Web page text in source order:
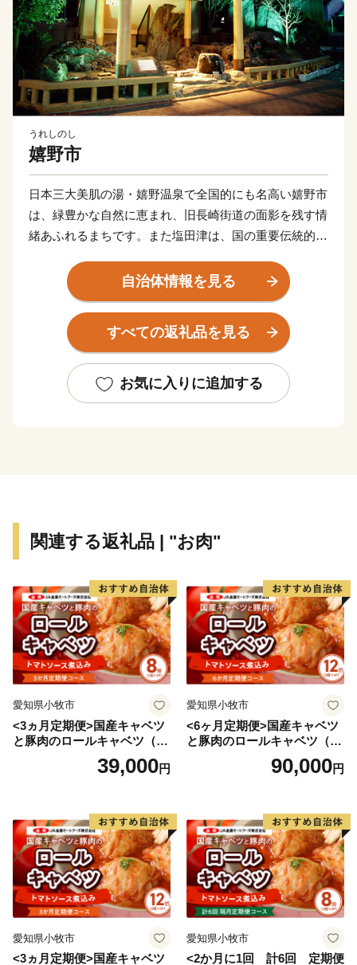
うれしのし
嬉野市
日本三大美肌の湯・嬉野温泉で全国的にも名高い嬉野市
は、緑豊かな自然に恵まれ、旧長崎街道の面影を残す情
緒あふれるまちです。また塩田津は、国の重要伝統的建
ど職人たちの匠の技が時を超えて受け継がれています。
キャッチフレーズである「歓声が響きあう嬉野市」をめ
ざして、まちづくりに取り組んでいます。
自治体情報を見る
すべての返礼品を見る
お気に入りに追加する
関連する返礼品 | "お肉"
愛知県小牧市
<3ヵ月定期便>国産キャベツ
と豚肉のロールキャベツ（4P
39,000円
愛知県小牧市
<6ヶ月定期便>国産キャベツ
と豚肉のロールキャベツ（6P
90,000円
愛知県小牧市
<3ヵ月定期便>国産キャベツ
愛知県小牧市
<2か月に1回 計6回 定期便